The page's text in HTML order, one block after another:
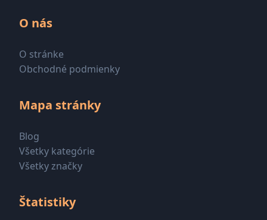
O nás
O stránke
Obchodné podmienky
Mapa stránky
Blog
Všetky kategórie
Všetky značky
Štatistiky